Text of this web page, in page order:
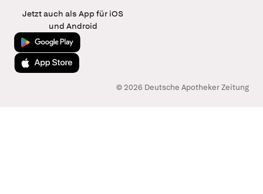
Jetzt auch als App für iOS
und Android
Jetzt bei Google Play
Laden im App Store
© 2026 Deutsche Apotheker Zeitung